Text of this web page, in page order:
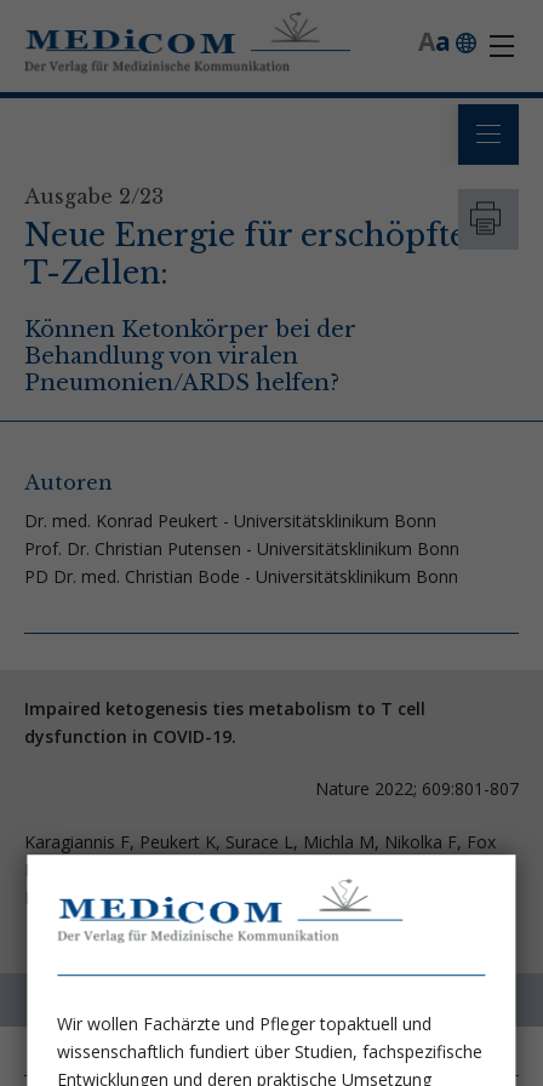
a
A
Ausgabe 2/23
Neue Energie für erschöpfte
T-Zellen:
Können Ketonkörper bei der
Behandlung von viralen
Pneumonien/ARDS helfen?
Autoren
Dr. med. Konrad Peukert - Universitätsklinikum Bonn
Prof. Dr. Christian Putensen - Universitätsklinikum Bonn
PD Dr. med. Christian Bode - Universitätsklinikum Bonn
Impaired ketogenesis ties metabolism to T cell
dysfunction in COVID-19.
Nature 2022; 609:801-807
Karagiannis F, Peukert K, Surace L, Michla M, Nikolka F, Fox
M, Weiss P, Feuerborn C,
Maier P, Schulz S, et al.
Wir wollen Fachärzte und Pfleger topaktuell und
wissenschaftlich fundiert über Studien, fachspezifische
Entwicklungen und deren praktische Umsetzung